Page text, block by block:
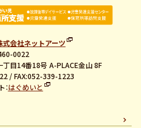
式会社ネットアーツ
0022
目14番18号 A-PLACE金山 8F
/ FAX:052-339-1223
はぐめいと